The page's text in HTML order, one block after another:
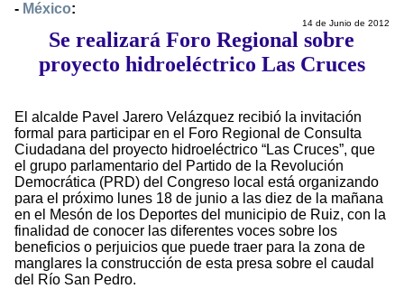
- México:
14 de Junio de 2012
Se realizará Foro Regional sobre
proyecto hidroeléctrico Las Cruces
El alcalde Pavel Jarero Velázquez recibió la invitación
formal para participar en el Foro Regional de Consulta
Ciudadana del proyecto hidroeléctrico “Las Cruces”, que
el grupo parlamentario del Partido de la Revolución
Democrática (PRD) del Congreso local está organizando
para el próximo lunes 18 de junio a las diez de la mañana
en el Mesón de los Deportes del municipio de Ruiz, con la
finalidad de conocer las diferentes voces sobre los
beneficios o perjuicios que puede traer para la zona de
manglares la construcción de esta presa sobre el caudal
del Río San Pedro.